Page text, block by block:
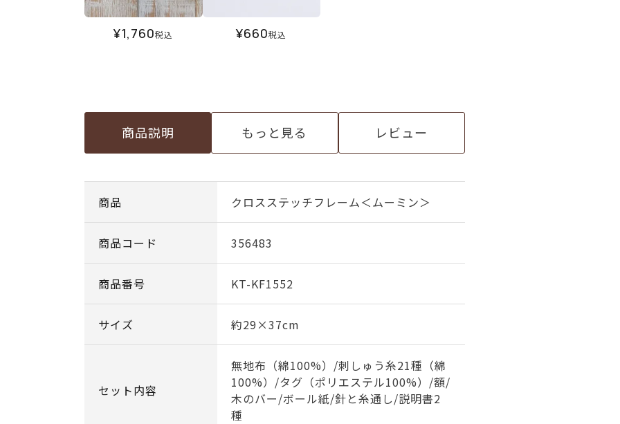
¥1,760税込 ¥660税込
商品説明 もっと見る レビュー
商品 クロスステッチフレーム＜ムーミン＞
商品コード 356483
商品番号 KT-KF1552
サイズ 約29×37cm
セット内容
無地布（綿100%）/刺しゅう糸21種（綿
100%）/タグ（ポリエステル100%）/額/
木のバー/ボール紙/針と糸通し/説明書2
種